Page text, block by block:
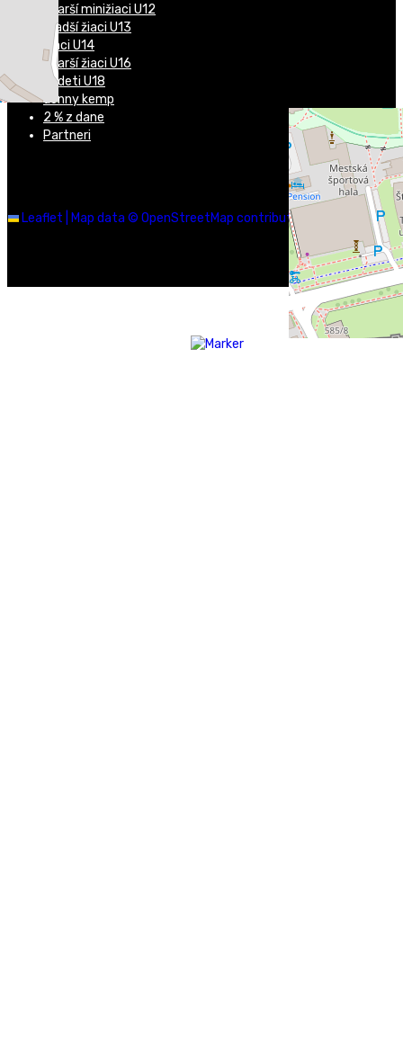
Leaflet Map data © OpenStreetMap contributors
Starší minižiaci U12
Mladší žiaci U13
Žiaci U14
Starší žiaci U16
Kadeti U18
denny kemp
2 % z dane
Partneri